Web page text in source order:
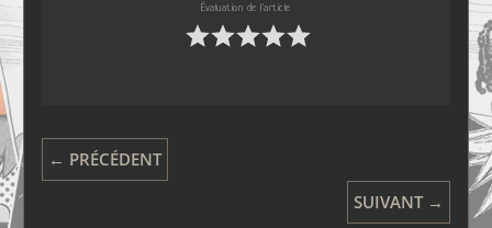
Évaluation de l'article
← PRÉCÉDENT
SUIVANT →